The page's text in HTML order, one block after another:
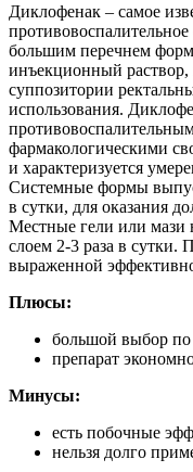
Диклофенак – самое
большим перечнем форм
инъекционный раствор,
суппозитории
использования.
фармакологическими
и характеризуется
Системные формы
в сутки, для оказания
Местные гели или мази
слоем 2-3 раза в сутки.
выраженной
Плюсы:
большой выбор
препарат
Минусы:
есть побочные
нельзя долго